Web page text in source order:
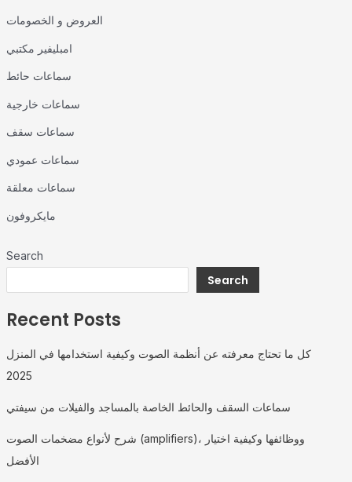
العروض و الخصومات
امبليفير مكتبي
سماعات حائط
سماعات خارجية
سماعات سقف
سماعات عمودي
سماعات معلقة
مايكروفون
Search
Search
Recent Posts
كل ما تحتاج معرفته عن أنظمة الصوت وكيفية استخدامها في المنزل
2025
سماعات السقف والحائط الخاصة بالمساجد والفيلات من سيفتي
شرح لأنواع مضخمات الصوت (amplifiers)، ووظائفها وكيفية اختيار
الأفضل